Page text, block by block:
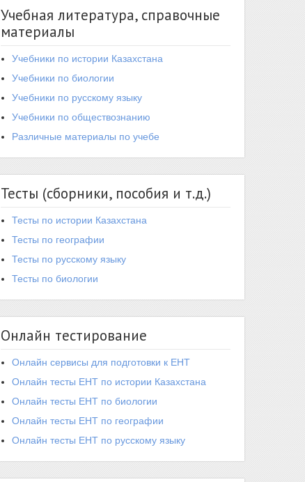
Учебная литература, справочные
материалы
Учебники по истории Казахстана
Учебники по биологии
Учебники по русскому языку
Учебники по обществознанию
Различные материалы по учебе
Тесты (сборники, пособия и т.д.)
Тесты по истории Казахстана
Тесты по географии
Тесты по русскому языку
Тесты по биологии
Онлайн тестирование
Онлайн сервисы для подготовки к ЕНТ
Онлайн тесты ЕНТ по истории Казахстана
Онлайн тесты ЕНТ по биологии
Онлайн тесты ЕНТ по географии
Онлайн тесты ЕНТ по русскому языку